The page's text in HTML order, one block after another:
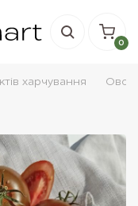
0
харчування Овочi